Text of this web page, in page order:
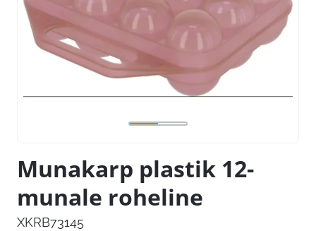
Munakarp plastik 12-
munale roheline
XKRB73145